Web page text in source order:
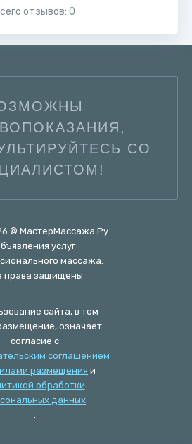
отзывов: 0
СО
© МастерМассажа.Ру
услуг
массажа.
права защищены
сайта, в том
означает
согласие с
соглашением
размещения и
обработки
данных
.